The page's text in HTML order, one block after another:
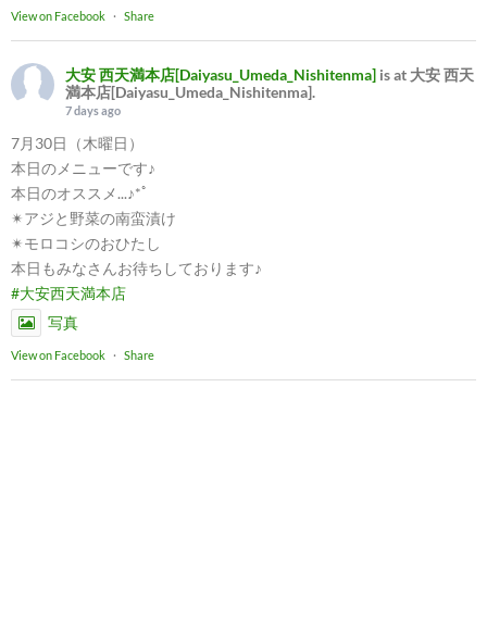
View on Facebook · Share
大安 西天満本店[Daiyasu_Umeda_Nishitenma] is at 大安 西天
満本店[Daiyasu_Umeda_Nishitenma].
7 days ago
7月30日（木曜日）
本日のメニューです♪
本日のオススメ...♪*ﾟ
✴︎アジと野菜の南蛮漬け
✴︎モロコシのおひたし
本日もみなさんお待ちしております♪
#大安西天満本店
写真
View on Facebook · Share